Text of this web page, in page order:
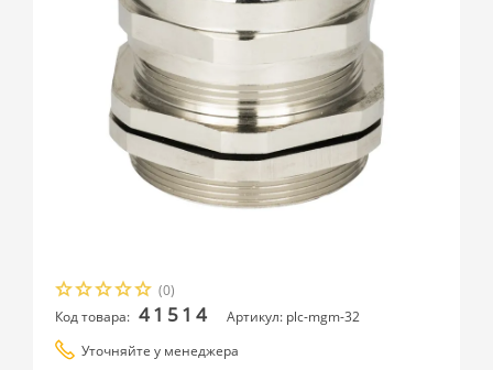
(0)
Код товара: 41514
Артикул: plc-mgm-32
Уточняйте у менеджера